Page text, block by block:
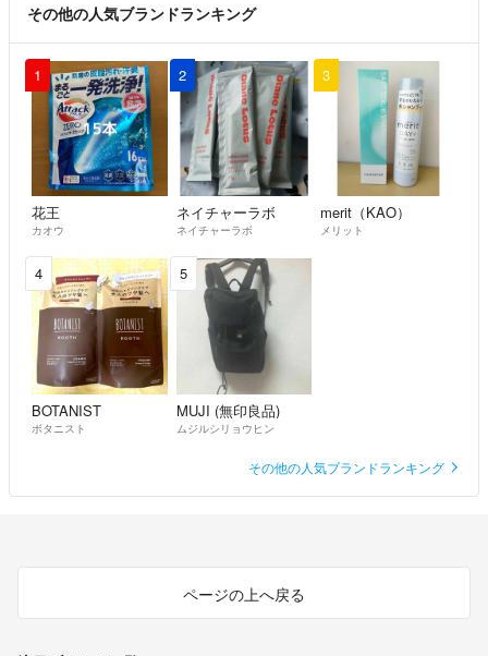
その他の人気ブランドランキング
1
花王
カオウ
2
ネイチャーラボ
ネイチャーラボ
3
merit（KAO）
メリット
4
BOTANIST
ボタニスト
5
MUJI (無印良品)
ムジルシリョウヒン
その他の人気ブランドランキング
ページの上へ戻る